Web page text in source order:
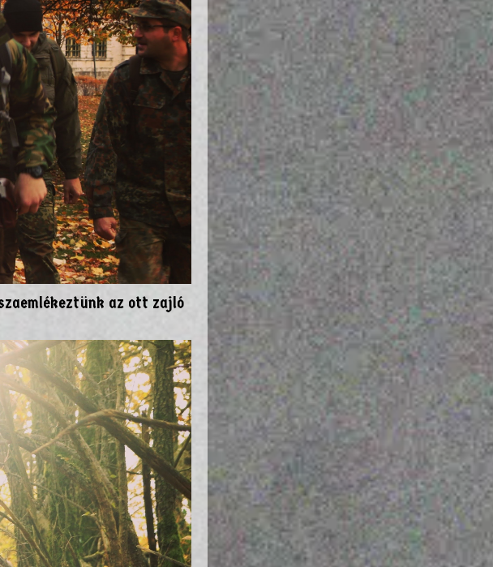
az ott zajló